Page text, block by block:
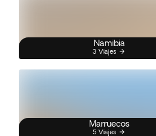
Namibia
3 Viajes
Marruecos
5 Viajes